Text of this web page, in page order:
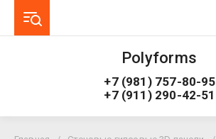
Polyforms
+7 (981) 757-80-95
+7 (911) 290-42-51